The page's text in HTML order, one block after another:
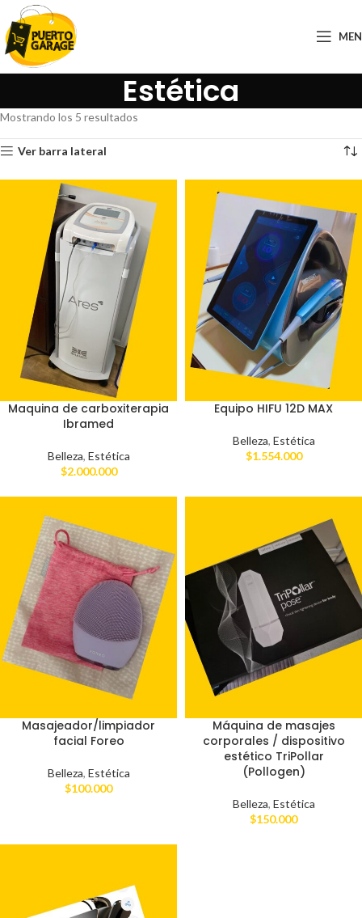
Estética
Mostrando los 5 resultados
Ver barra lateral
Maquina de carboxiterapia
Ibramed
Belleza, Estética
$2.000.000
Equipo HIFU 12D MAX
Belleza, Estética
$1.554.000
Masajeador/limpiador
facial Foreo
Belleza, Estética
$100.000
Máquina de masajes
corporales / dispositivo
estético TriPollar
(Pollogen)
Belleza, Estética
$150.000